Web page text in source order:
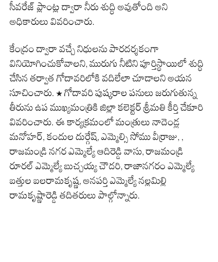
సీవరేజ్ ప్లాంట్ల ద్వారా నీరు శుద్ధి అవుతోంది అని
అధికారులు వివరించారు.
కేంద్రం ద్వారా వచ్చే నిధులను పారదర్శకంగా
వినియోగించుకోవాలని, మురుగు నీటిని పూర్తిస్థాయిలో శుద్ధి
చేసిన తర్వాత గోదావరిలోకి వదిలేలా చూడాలని అయన
సూచించారు. * గోదావరి పుష్కరాల పనులు జరుగుతున్న
తీరును ఉప ముఖ్యమంత్రికి జిల్లా కలెక్టర్ శ్రీమతి కీర్తి చేకూరి
వివరించారు. ఈ కార్యక్రమంలో మంత్రులు నాదెండ్ల
మనోహర్, కందుల దుర్గేష్, ఎమ్మెల్సి సోము వీర్రాజు, ,
రాజమండ్రి నగర ఎమ్మెల్యే ఆదిరెడ్డి వాసు, రాజమండ్రి
రూరల్ ఎమ్మెల్యే బుచ్చయ్య చౌదరి, రాజానగరం ఎమ్మెల్యే
బత్తుల బలరామకృష్ణ, అనపర్తి ఎమ్మెల్యే నల్లమిల్లి
రామకృష్ణారెడ్డి తదితరులు పాల్గోన్నారు.